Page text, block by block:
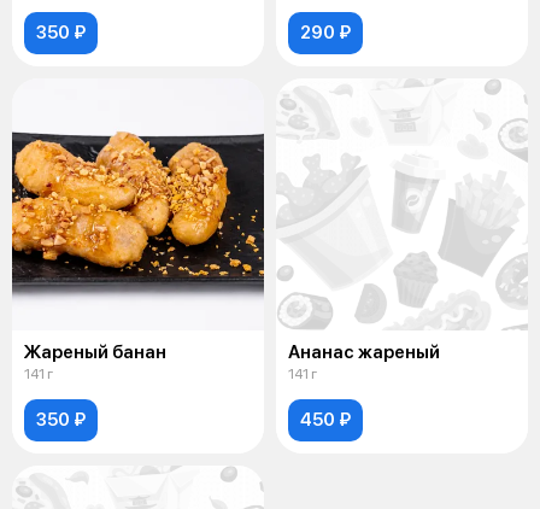
350 ₽ 290 ₽
Жареный банан
141 г
350 ₽
Ананас жареный
141 г
450 ₽